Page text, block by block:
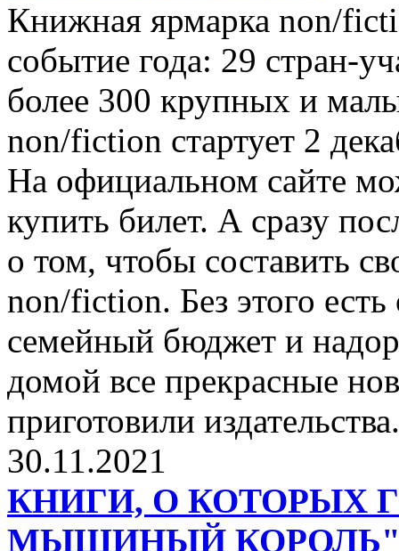
Книжная ярмарка non/
событие года: 29 стран-
более 300 крупных и
non/fiction стартует 2
На официальном сайте
купить билет. А сразу
о том, чтобы составить
non/fiction. Без этого есть
семейный бюджет и
домой все прекрасные
приготовили издательства.
30.11.2021
КНИГИ, О КОТОРЫХ
МЫШИНЫЙ